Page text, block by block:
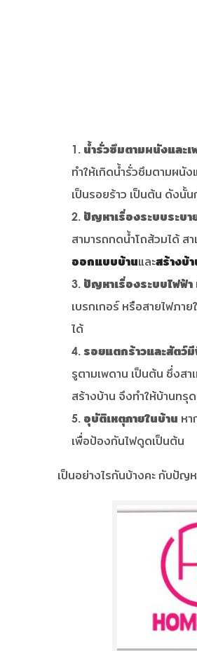
น้ำรั่วซึมตามผนังและเ
ทำให้เกิดน้ำรั่วซึมตามผนั
เป็นรอยร้าว เป็นต้น ดังนั้
ปัญหาเรื่องระบบระบา
สามารถกดน้ำโถส้วมได้ ส
ออกแบบบ้านและสร้างบ้า
ปัญหาเรื่องระบบไฟฟ้า
เบรกเกอร์ หรือสายไฟภา
ได้
รอยแตกร้าวและสัตว์
รูตามเพดาน เป็นต้น ซึ่งส
สร้างบ้าน จึงทำให้บ้านทรุ
อุบัติเหตุภายในบ้าน หา
เพื่อป้องกันไฟดูดเป็นต้น
เป็นอย่างไรกันบ้างคะ กับปั